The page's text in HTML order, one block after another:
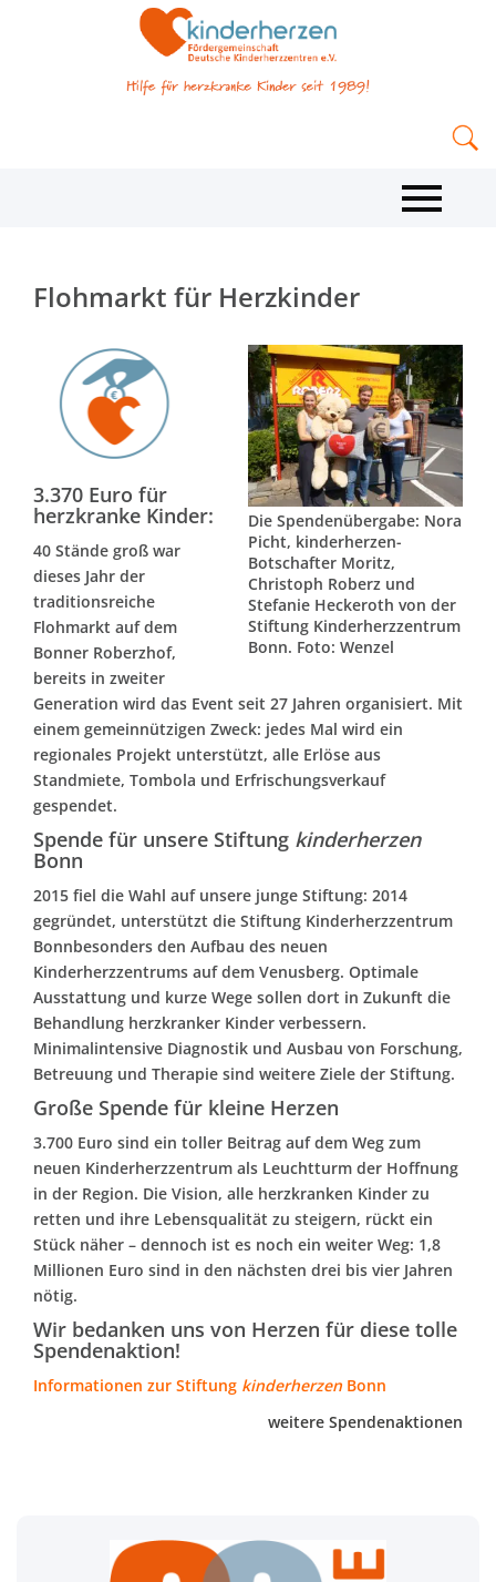
Flohmarkt für Herzkinder
Die Spendenübergabe: Nora
Picht, kinderherzen-
Botschafter Moritz,
Christoph Roberz und
Stefanie Heckeroth von der
Stiftung Kinderherzzentrum
Bonn. Foto: Wenzel
3.370 Euro für
herzkranke Kinder:
40 Stände groß war
dieses Jahr der
traditionsreiche
Flohmarkt auf dem
Bonner Roberzhof,
bereits in zweiter
Generation wird das Event seit 27 Jahren organisiert. Mit
einem gemeinnützigen Zweck: jedes Mal wird ein
regionales Projekt unterstützt, alle Erlöse aus
Standmiete, Tombola und Erfrischungsverkauf
gespendet.
Spende für unsere Stiftung kinderherzen
Bonn
2015 fiel die Wahl auf unsere junge Stiftung: 2014
gegründet, unterstützt die Stiftung Kinderherzzentrum
Bonnbesonders den Aufbau des neuen
Kinderherzzentrums auf dem Venusberg. Optimale
Ausstattung und kurze Wege sollen dort in Zukunft die
Behandlung herzkranker Kinder verbessern.
Minimalintensive Diagnostik und Ausbau von Forschung,
Betreuung und Therapie sind weitere Ziele der Stiftung.
Große Spende für kleine Herzen
3.700 Euro sind ein toller Beitrag auf dem Weg zum
neuen Kinderherzzentrum als Leuchtturm der Hoffnung
in der Region. Die Vision, alle herzkranken Kinder zu
retten und ihre Lebensqualität zu steigern, rückt ein
Stück näher – dennoch ist es noch ein weiter Weg: 1,8
Millionen Euro sind in den nächsten drei bis vier Jahren
nötig.
Wir bedanken uns von Herzen für diese tolle
Spendenaktion!
Informationen zur Stiftung kinderherzen Bonn
weitere Spendenaktionen